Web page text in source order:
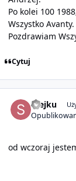
Po kolei 100
Wszystko Avanty.
Pozdrawiam
Cytuj
szejku
od wczoraj